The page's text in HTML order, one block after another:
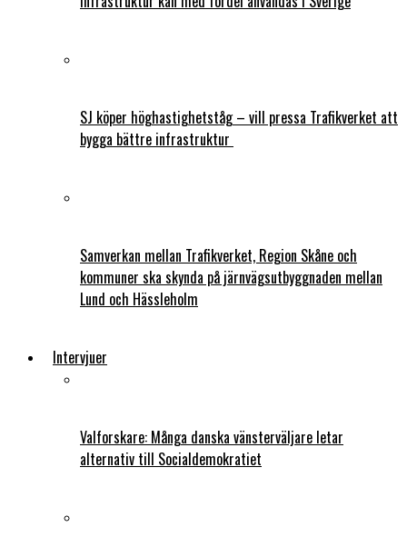
SJ köper höghastighetståg – vill pressa Trafikverket att
bygga bättre infrastruktur
Samverkan mellan Trafikverket, Region Skåne och
kommuner ska skynda på järnvägsutbyggnaden mellan
Lund och Hässleholm
Intervjuer
Valforskare: Många danska vänsterväljare letar
alternativ till Socialdemokratiet